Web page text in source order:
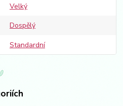
Velký
Dospělý
Standardní